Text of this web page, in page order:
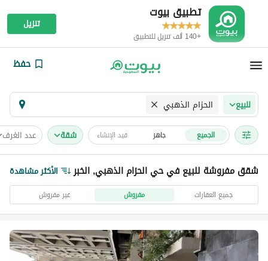
تطبيق بيوت
+140 ألف تنزيل للتطبيق
تنزيل
حفظ
للبيع الحزام الذهبي
الجميع جاهز قيد الإنشاء شقة عدد الغرف
شقق مفروشة للبيع في حي الحزام الذهبي, الخبر الأكثر مشاهدة
جميع العقارات مفروش غير مفروش